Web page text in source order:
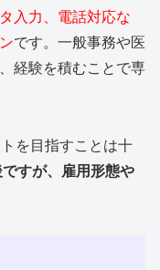
入力、電話対応な
です。一般事務や医
経験を積むことで専
を目指すことは十
すが、雇用形態や